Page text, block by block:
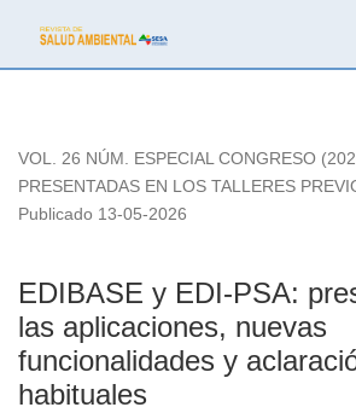
EDIBASE y EDI-PSA: presentación
VOL. 26 NÚM. ESPECIAL CONGRESO
PRESENTADAS EN LOS TALLERES
EDIBASE y EDI-PSA:
las aplicaciones, nuevas
funcionalidades y
habituales
Publicado 13-05-2026